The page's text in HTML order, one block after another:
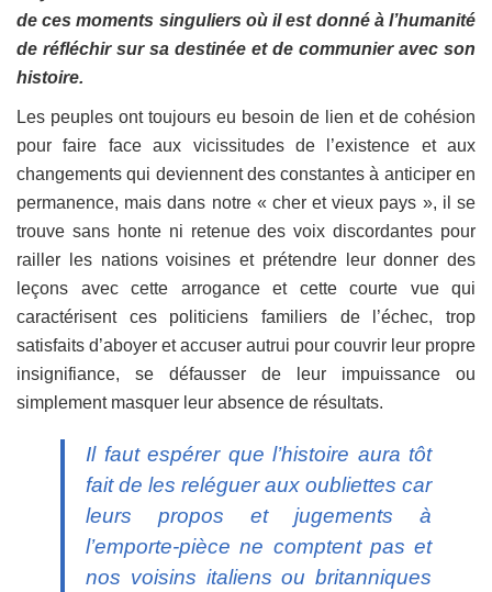
de ces moments singuliers où il est donné à l’humanité
de réfléchir sur sa destinée et de communier avec son
histoire.
Les peuples ont toujours eu besoin de lien et de cohésion
pour faire face aux vicissitudes de l’existence et aux
changements qui deviennent des constantes à anticiper en
permanence, mais dans notre « cher et vieux pays », il se
trouve sans honte ni retenue des voix discordantes pour
railler les nations voisines et prétendre leur donner des
leçons avec cette arrogance et cette courte vue qui
caractérisent ces politiciens familiers de l’échec, trop
satisfaits d’aboyer et accuser autrui pour couvrir leur propre
insignifiance, se défausser de leur impuissance ou
simplement masquer leur absence de résultats.
Il faut espérer que l’histoire aura tôt
fait de les reléguer aux oubliettes car
leurs propos et jugements à
l’emporte-pièce ne comptent pas et
nos voisins italiens ou britanniques